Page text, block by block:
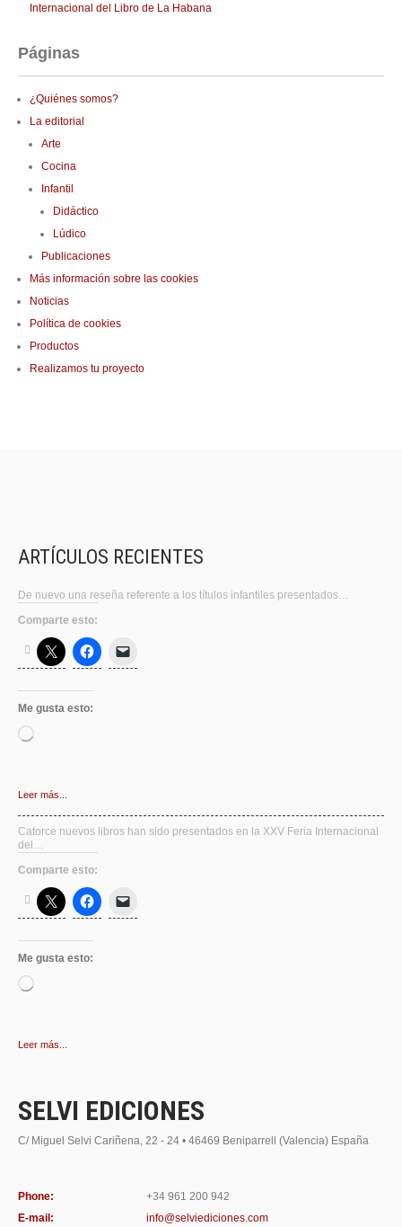
Internacional del Libro de La Habana
Páginas
¿Quiénes somos?
La editorial
Arte
Cocina
Infantil
Didáctico
Lúdico
Publicaciones
Más información sobre las cookies
Noticias
Política de cookies
Productos
Realizamos tu proyecto
ARTÍCULOS RECIENTES
De nuevo una reseña referente a los títulos infantiles presentados…
Comparte esto:
Me gusta esto:
Cargando...
Leer más...
Catorce nuevos libros han sido presentados en la XXV Feria Internacional
del…
Comparte esto:
Me gusta esto:
Cargando...
Leer más...
SELVI EDICIONES
C/ Miguel Selvi Cariñena, 22 - 24 • 46469 Beniparrell (Valencia) España
Phone:
+34 961 200 942
E-mail:
info@selviediciones.com